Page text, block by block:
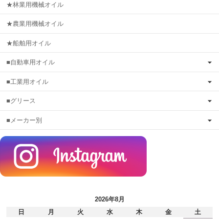
★林業用機械オイル
★農業用機械オイル
★船舶用オイル
■自動車用オイル
■工業用オイル
■グリース
■メーカー別
2026年8月
日
月 火 水 木 金
土